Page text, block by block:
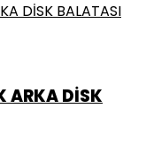
ARKA DİSK